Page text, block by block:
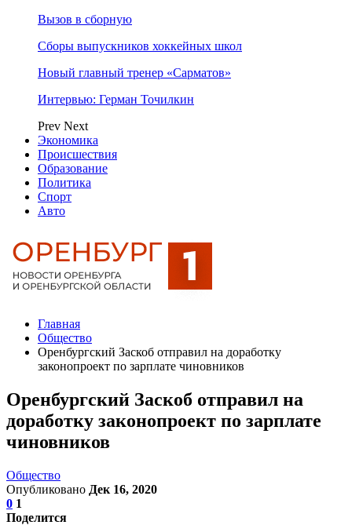
Вызов в сборную
Сборы выпускников хоккейных школ
Новый главный тренер «Сарматов»
Интервью: Герман Точилкин
Prev Next
Экономика
Происшествия
Образование
Политика
Спорт
Авто
Главная
Общество
Оренбургский Заскоб отправил на доработку
законопроект по зарплате чиновников
Оренбургский Заскоб отправил на
доработку законопроект по зарплате
чиновников
Общество
Опубликовано Дек 16, 2020
0 1
Поделится